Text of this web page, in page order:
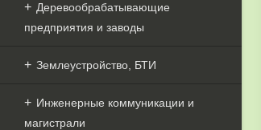
Деревообрабатывающие
предприятия и заводы
Землеустройство, БТИ
Инженерные коммуникации и
магистрали